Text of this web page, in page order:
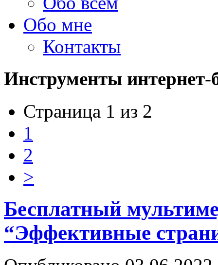
Обо мне
Контакты
Инструменты интернет-
Страница 1 из 2
1
2
>
Бесплатный
“Эффективные